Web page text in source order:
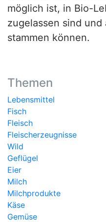
möglich ist, in Bio-
zugelassen sind
stammen können.
Themen
Lebensmittel
Fisch
Fleisch
Fleischerzeugnisse
Wild
Geflügel
Eier
Milch
Milchprodukte
Käse
Gemüse